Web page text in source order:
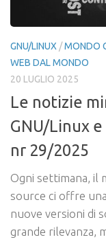
GNU/LINUX /MONDO
WEB DAL MONDO
20 LUGLIO 2025
Le notizie
GNU/Linux
nr 29/2025
Ogni settimana, il
source ci offre
nuove versioni di
grande rilevanza,